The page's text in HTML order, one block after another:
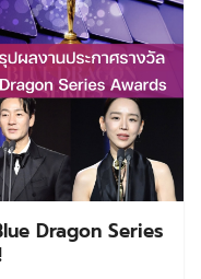
Dragon Series